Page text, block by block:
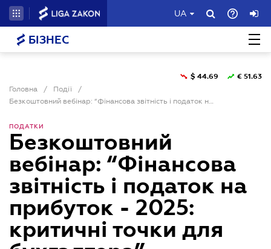
UA
БІЗНЕС
Головна / Події
/
Безкоштовний вебінар: “Фінансова звітність і податок на прибуток - 2025: критичні точки для бухгалтера”
$ 44.69 € 51.63
ПОДАТКИ
Безкоштовний
вебінар: “Фінансова
звітність і податок на
прибуток - 2025:
критичні точки для